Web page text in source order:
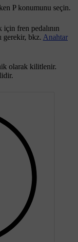
P konumunu seçin.
fren pedalının
gerekir, bkz. Anahtar
olarak kilitlenir.